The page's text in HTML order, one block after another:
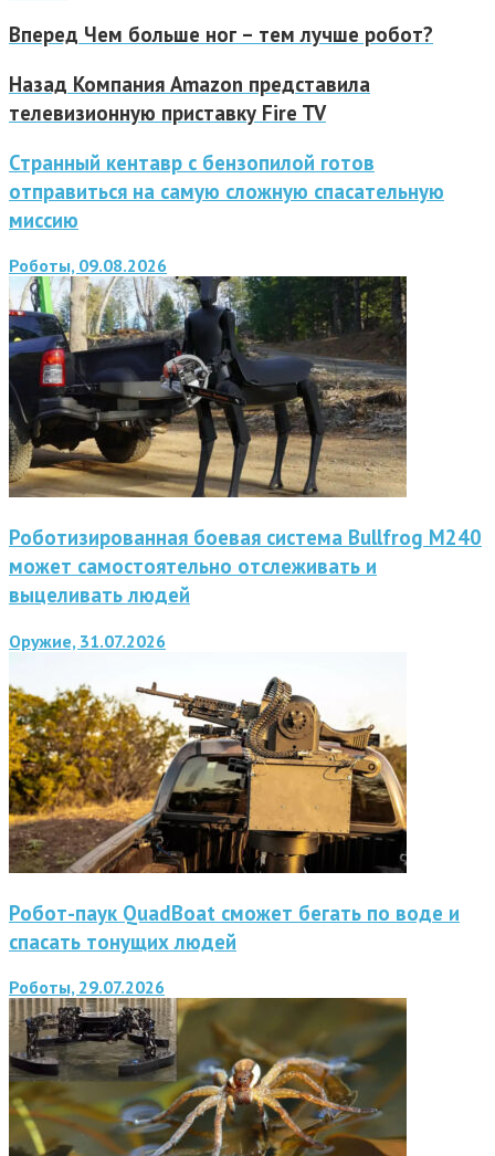
Вперед Чем больше ног – тем лучше робот?
Назад Компания Amazon представила
телевизионную приставку Fire TV
Странный кентавр с бензопилой готов
отправиться на самую сложную спасательную
миссию
Роботы, 09.08.2026
Роботизированная боевая система Bullfrog M240
может самостоятельно отслеживать и
выцеливать людей
Оружие, 31.07.2026
Робот-паук QuadBoat сможет бегать по воде и
спасать тонущих людей
Роботы, 29.07.2026